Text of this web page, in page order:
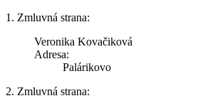
1. Zmluvná strana:
Veronika Kovačiková
Adresa:
Palárikovo
2. Zmluvná strana: